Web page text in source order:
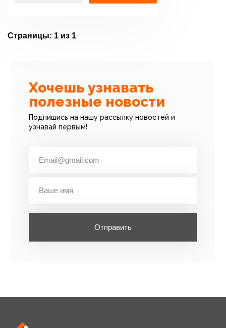
Страницы: 1 из 1
Хочешь узнавать
полезные новости
Подпишись на нашу рассылку новостей и
узнавай первым!
Отправить